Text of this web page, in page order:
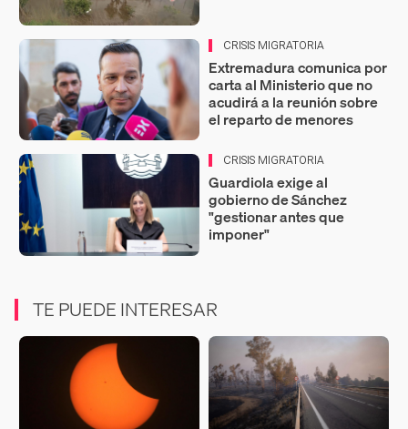
CRISIS MIGRATORIA
Extremadura comunica por
carta al Ministerio que no
acudirá a la reunión sobre
el reparto de menores
CRISIS MIGRATORIA
Guardiola exige al
gobierno de Sánchez
"gestionar antes que
imponer"
TE PUEDE INTERESAR